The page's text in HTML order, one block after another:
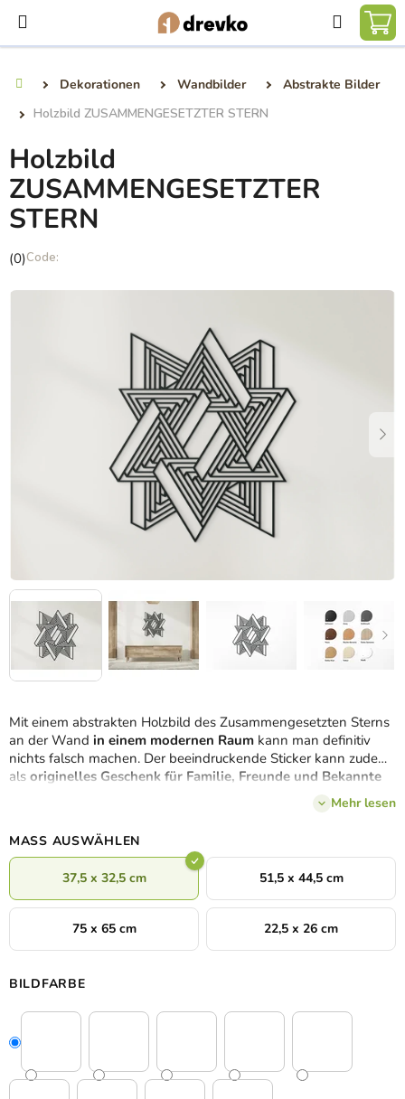
Inhalt
springen
Suchen
Dekorationen Wandbilder
Abstrakte Bilder
Holzbild ZUSAMMENGESETZTER STERN
Mit einem abstrakten Holzbild des Zusammengesetzten Sterns
an der Wand in einem modernen Raum kann man definitiv
nichts falsch machen. Der beeindruckende Sticker kann zudem
als originelles Geschenk für Familie, Freunde und Bekannte
Mehr lesen
MASS AUSWÄHLEN
37,5 x 32,5 cm 51,5 x 44,5 cm
75 x 65 cm 22,5 x 26 cm
BILDFARBE
Holzbild
ZUSAMMENGESETZTER
STERN
Die
Produktbewertung
(0)